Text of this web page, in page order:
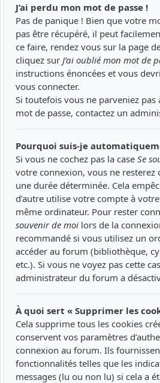
J’ai perdu mon mot de passe !
Pas de panique ! Bien que votre
pas être récupéré, il peut
ce faire, rendez vous sur la page
cliquez sur J’ai oublié mon mot de
instructions énoncées et vous
vous connecter.
Si toutefois vous ne parveniez
mot de passe, contactez un
Pourquoi suis-je
Si vous ne cochez pas la case Se
votre connexion, vous ne resterez
une durée déterminée. Cela
d’autre utilise votre compte à
même ordinateur. Pour rester
souvenir de moi lors de la
recommandé si vous utilisez un
accéder au forum (bibliothèque,
etc.). Si vous ne voyez pas cette
administrateur du forum a
À quoi sert « Supprimer les
Cela supprime tous les cookies
conservent vos paramètres
connexion au forum. Ils
fonctionnalités telles que les
messages (lu ou non lu) si cela a